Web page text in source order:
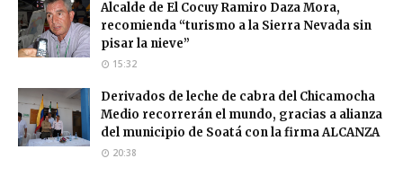
Alcalde de El Cocuy Ramiro Daza Mora,
recomienda “turismo a la Sierra Nevada sin
pisar la nieve”
15:32
Derivados de leche de cabra del Chicamocha
Medio recorrerán el mundo, gracias a alianza
del municipio de Soatá con la firma ALCANZA
20:38